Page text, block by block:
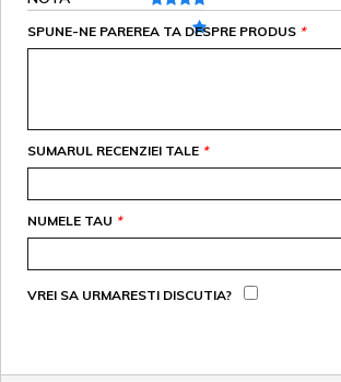
*
SPUNE-NE PAREREA TA DESPRE PRODUS
*
SUMARUL RECENZIEI TALE
*
NUMELE TAU
VREI SA URMARESTI DISCUTIA?